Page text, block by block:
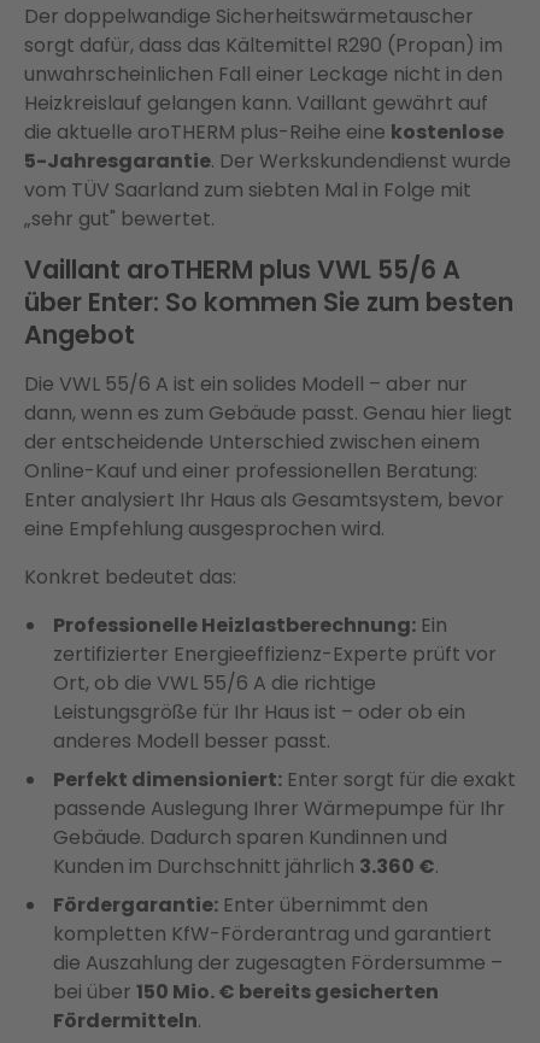
Der doppelwandige Sicherheitswärmetauscher
sorgt dafür, dass das Kältemittel R290 (Propan) im
unwahrscheinlichen Fall einer Leckage nicht in den
Heizkreislauf gelangen kann. Vaillant gewährt auf
die aktuelle aroTHERM plus-Reihe eine kostenlose
5-Jahresgarantie. Der Werkskundendienst wurde
vom TÜV Saarland zum siebten Mal in Folge mit
„sehr gut" bewertet.
Vaillant aroTHERM plus VWL 55/6 A
über Enter: So kommen Sie zum besten
Angebot
Die VWL 55/6 A ist ein solides Modell – aber nur
dann, wenn es zum Gebäude passt. Genau hier liegt
der entscheidende Unterschied zwischen einem
Online-Kauf und einer professionellen Beratung:
Enter analysiert Ihr Haus als Gesamtsystem, bevor
eine Empfehlung ausgesprochen wird.
Konkret bedeutet das:
Professionelle Heizlastberechnung: Ein
zertifizierter Energieeffizienz-Experte prüft vor
Ort, ob die VWL 55/6 A die richtige
Leistungsgröße für Ihr Haus ist – oder ob ein
anderes Modell besser passt.
Perfekt dimensioniert: Enter sorgt für die exakt
passende Auslegung Ihrer Wärmepumpe für Ihr
Gebäude. Dadurch sparen Kundinnen und
Kunden im Durchschnitt jährlich 3.360 €.
Fördergarantie: Enter übernimmt den
kompletten KfW-Förderantrag und garantiert
die Auszahlung der zugesagten Fördersumme –
bei über 150 Mio. € bereits gesicherten
Fördermitteln.